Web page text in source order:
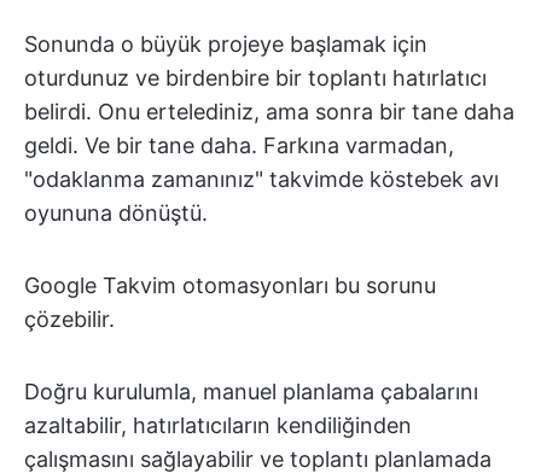
Sonunda o büyük projeye başlamak için
oturdunuz ve birdenbire bir toplantı hatırlatıcı
belirdi. Onu ertelediniz, ama sonra bir tane daha
geldi. Ve bir tane daha. Farkına varmadan,
"odaklanma zamanınız" takvimde köstebek avı
oyununa dönüştü.
Google Takvim otomasyonları bu sorunu
çözebilir.
Doğru kurulumla, manuel planlama çabalarını
azaltabilir, hatırlatıcıların kendiliğinden
çalışmasını sağlayabilir ve toplantı planlamada